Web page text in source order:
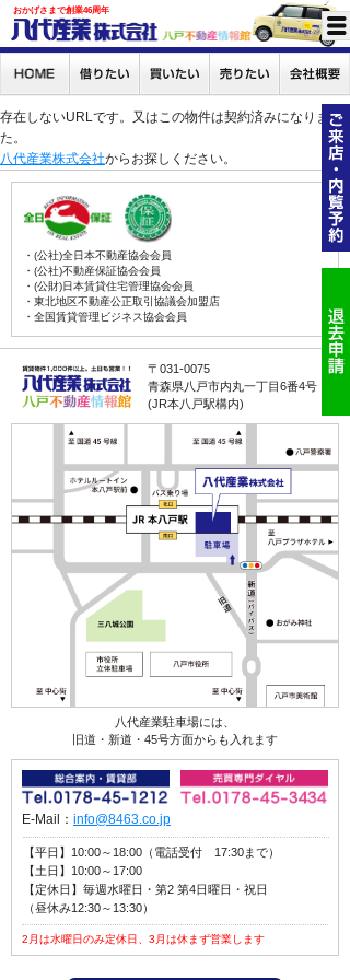
おかげさまで創業46周年
存在しないURLです。又はこの物件は契約済みになりまし
た。
八代産業株式会社からお探しください。
・(公社)全日本不動産協会会員
・(公社)不動産保証協会会員
・(公財)日本賃貸住宅管理協会会員
・東北地区不動産公正取引協議会加盟店
・全国賃貸管理ビジネス協会会員
〒031-0075
青森県八戸市内丸一丁目6番4号
(JR本八戸駅構内)
八代産業駐車場には、
旧道・新道・45号方面からも入れます
E-Mail： info@8463.co.jp
【平日】10:00～18:00（電話受付 17:30まで）
【土日】10:00～17:00
【定休日】毎週水曜日・第2 第4日曜日・祝日
（昼休み12:30～13:30）
2月は水曜日のみ定休日、3月は休まず営業します